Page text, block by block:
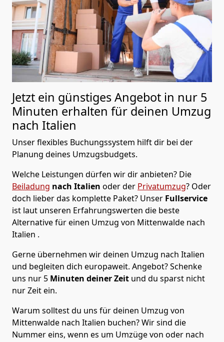
Jetzt ein günstiges Angebot in nur 5
Minuten erhalten für deinen Umzug
nach Italien
Unser flexibles Buchungssystem hilft dir bei der
Planung deines Umzugsbudgets.
Welche Leistungen dürfen wir dir anbieten? Die
Beiladung nach Italien oder der Privatumzug? Oder
doch lieber das komplette Paket? Unser Fullservice
ist laut unseren Erfahrungswerten die beste
Alternative für einen Umzug von Mittenwalde nach
Italien .
Gerne übernehmen wir deinen Umzug nach Italien
und begleiten dich europaweit. Angebot? Schenke
uns nur 5 Minuten deiner Zeit und du sparst nicht
nur Zeit ein.
Warum solltest du uns für deinen Umzug von
Mittenwalde nach Italien buchen? Wir sind die
Nummer eins, wenn es um Umzüge von oder nach